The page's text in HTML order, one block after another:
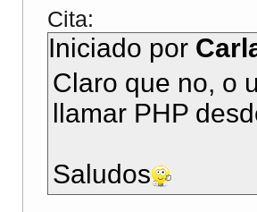
Cita:
Iniciado por
Claro que no, o
llamar PHP
Saludos